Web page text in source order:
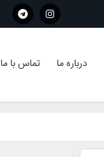
درباره ما تماس با ما